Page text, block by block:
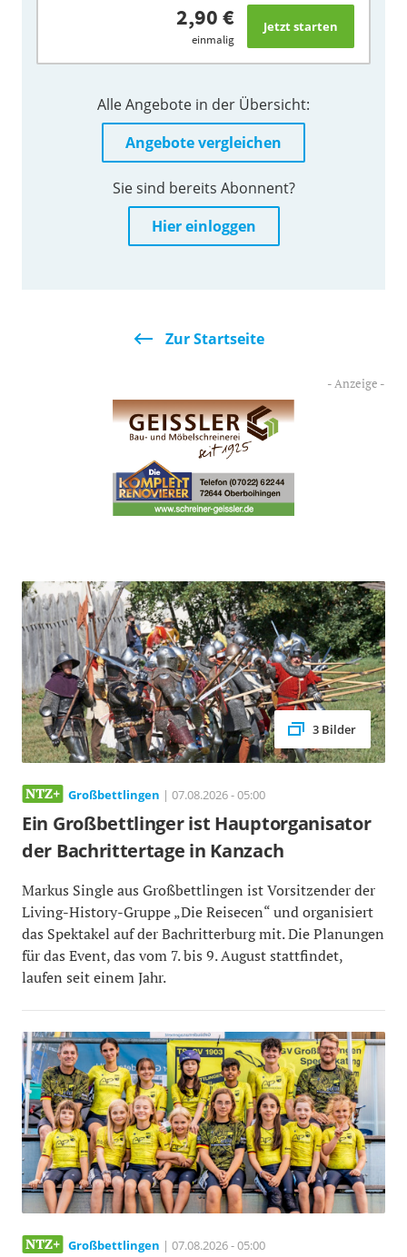
2,90 €
einmalig
Alle Angebote in der Übersicht:
Angebote vergleichen
Sie sind bereits Abonnent?
Hier einloggen
Zur Startseite
3 Bilder
Großbettlingen | 07.08.2026 - 05:00
Ein Großbettlinger ist Hauptorganisator
der Bachrittertage in Kanzach
Markus Single aus Großbettlingen ist Vorsitzender der
Living-History-Gruppe „Die Reisecen“ und organisiert
das Spektakel auf der Bachritterburg mit. Die Planungen
für das Event, das vom 7. bis 9. August stattfindet,
laufen seit einem Jahr.
Großbettlingen | 07.08.2026 - 05:00